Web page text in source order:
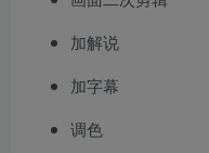
加解说
加字幕
调色